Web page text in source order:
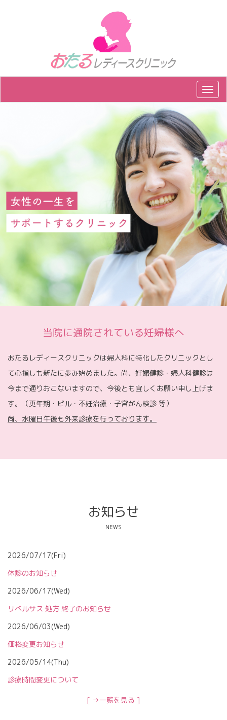
メ
ニ
ュ
当院に通院されている妊婦様へ
おたるレディースクリニックは婦人科に特化したクリニックとし
て心指しも新たに歩み始めました。尚、妊婦健診・婦人科健診は
今まで通りおこないますので、今後とも宜しくお願い申し上げま
す。（更年期・ピル・不妊治療・子宮がん検診 等）
尚、水曜日午後も外来診療を行っております。
お知らせ
NEWS
2026/07/17(Fri)
休診のお知らせ
2026/06/17(Wed)
リベルサス 処方 終了のお知らせ
2026/06/03(Wed)
価格変更お知らせ
2026/05/14(Thu)
診療時間変更について
[ →一覧を見る ]